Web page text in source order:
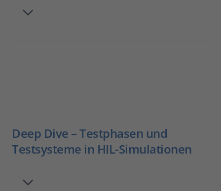
Deep Dive – Testphasen und
Testsysteme in HIL-Simulationen